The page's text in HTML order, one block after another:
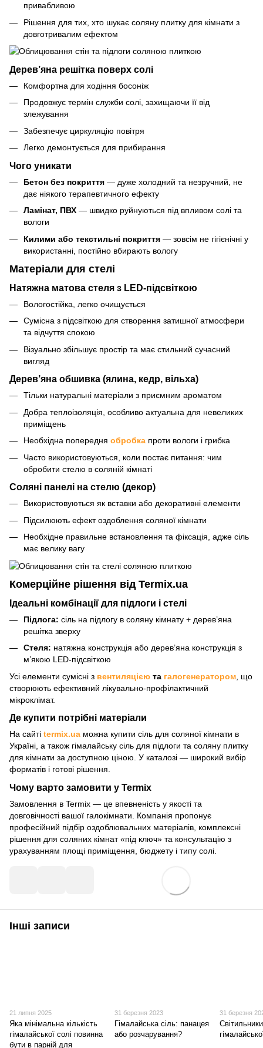
привабливою
Рішення для тих, хто шукає соляну плитку для кімнати з
довготривалим ефектом
Дерев’яна решітка поверх солі
Комфортна для ходіння босоніж
Продовжує термін служби солі, захищаючи її від
злежування
Забезпечує циркуляцію повітря
Легко демонтується для прибирання
Чого уникати
Бетон без покриття — дуже холодний та незручний, не
дає ніякого терапевтичного ефекту
Ламінат, ПВХ — швидко руйнуються під впливом солі та
вологи
Килими або текстильні покриття — зовсім не гігієнічні у
використанні, постійно вбирають вологу
Матеріали для стелі
Натяжна матова стеля з LED-підсвіткою
Вологостійка, легко очищується
Сумісна з підсвіткою для створення затишної атмосфери
та відчуття спокою
Візуально збільшує простір та має стильний сучасний
вигляд
Дерев’яна обшивка (ялина, кедр, вільха)
Тільки натуральні матеріали з приємним ароматом
Добра теплоізоляція, особливо актуальна для невеликих
приміщень
Необхідна попередня обробка проти вологи і грибка
Часто використовуються, коли постає питання: чим
обробити стелю в соляній кімнаті
Соляні панелі на стелю (декор)
Використовуються як вставки або декоративні елементи
Підсилюють ефект оздоблення соляної кімнати
Необхідне правильне встановлення та фіксація, адже сіль
має велику вагу
Комерційне рішення від Termix.ua
Ідеальні комбінації для підлоги і стелі
Підлога: сіль на підлогу в соляну кімнату + дерев’яна
решітка зверху
Стеля: натяжна конструкція або дерев’яна конструкція з
м’якою LED-підсвіткою
Усі елементи сумісні з вентиляцією та галогенератором , що
створюють ефективний лікувально-профілактичний
мікроклімат.
Де купити потрібні матеріали
На сайті termix.ua можна купити сіль для соляної кімнати в
Україні, а також гімалайську сіль для підлоги та соляну плитку
для кімнати за доступною ціною. У каталозі — широкий вибір
форматів і готові рішення.
Чому варто замовити у Termix
Замовлення в Termix — це впевненість у якості та
довговічності вашої галокімнати. Компанія пропонує
професійний підбір оздоблювальних матеріалів, комплексні
рішення для соляних кімнат «під ключ» та консультацію з
урахуванням площі приміщення, бюджету і типу солі.
Інші записи
21 липня 2025
Яка мінімальна кількість
гімалайської солі повинна
бути в парній для
31 березня 2023
Гімалайська сіль: панацея
або розчарування?
31 березня
Світильники